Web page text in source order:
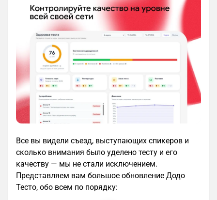
Все вы видели съезд, выступающих спикеров и
сколько внимания было уделено тесту и его
качеству — мы не стали исключением.
Представляем вам большое обновление Додо
Тесто, обо всем по порядку: